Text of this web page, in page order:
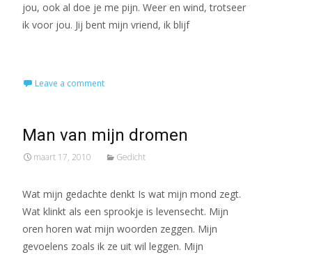
jou, ook al doe je me pijn. Weer en wind, trotseer
ik voor jou. Jij bent mijn vriend, ik blijf
Leave a comment
Man van mijn dromen
maart 17, 2010 Gedicht
Wat mijn gedachte denkt Is wat mijn mond zegt.
Wat klinkt als een sprookje is levensecht. Mijn
oren horen wat mijn woorden zeggen. Mijn
gevoelens zoals ik ze uit wil leggen. Mijn